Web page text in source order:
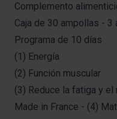
Complemento
Caja de 30 ampollas -
Programa de 10 días
(1) Energía
(2) Función muscular
(3) Reduce la fatiga y
Made in France - (4)